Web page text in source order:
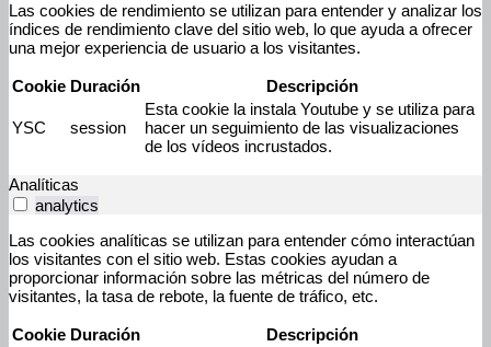
Las cookies de rendimiento se utilizan para entender y analizar los
índices de rendimiento clave del sitio web, lo que ayuda a ofrecer
una mejor experiencia de usuario a los visitantes.
Cookie Duración Descripción
YSC session
Esta cookie la instala Youtube y se utiliza para
hacer un seguimiento de las visualizaciones
de los vídeos incrustados.
Analíticas
analytics
Las cookies analíticas se utilizan para entender cómo interactúan
los visitantes con el sitio web. Estas cookies ayudan a
proporcionar información sobre las métricas del número de
visitantes, la tasa de rebote, la fuente de tráfico, etc.
Cookie Duración Descripción